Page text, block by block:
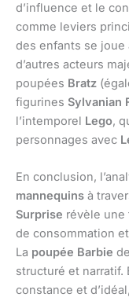
d’influence et le
comme leviers
des enfants se joue
d’autres acteurs
poupées Bratz
figurines Sylvanian
l’intemporel Lego,
personnages avec
En conclusion,
mannequins à
Surprise révèle une
de consommation
La poupée Barbie de
structuré et narratif.
constance et